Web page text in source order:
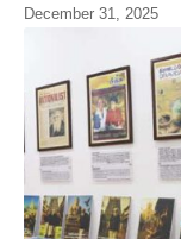
December 31, 2025